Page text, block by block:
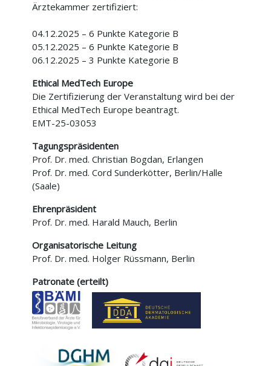
Ärztekammer zertifiziert:
04.12.2025 – 6 Punkte Kategorie B
05.12.2025 – 6 Punkte Kategorie B
06.12.2025 – 3 Punkte Kategorie B
Ethical MedTech Europe
Die Zertifizierung der Veranstaltung wird bei der
Ethical MedTech Europe beantragt.
EMT-25-03053
Tagungspräsidenten
Prof. Dr. med. Christian Bogdan, Erlangen
Prof. Dr. med. Cord Sunderkötter, Berlin/Halle
(Saale)
Ehrenpräsident
Prof. Dr. med. Harald Mauch, Berlin
Organisatorische Leitung
Prof. Dr. med. Holger Rüssmann, Berlin
Patronate (erteilt)